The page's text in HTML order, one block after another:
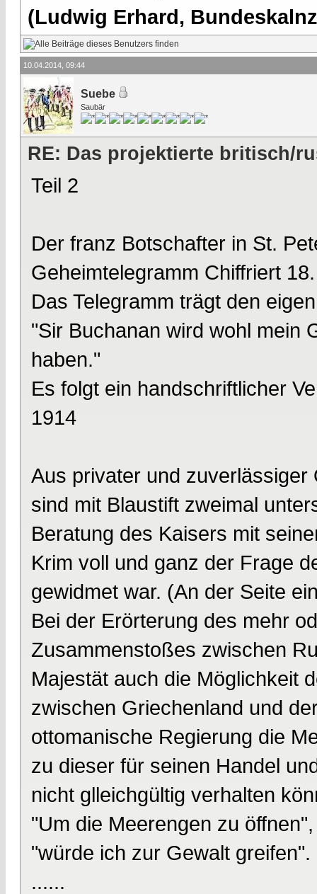
(Ludwig Erhard,
10.04.2014, 09:44
Suebe
Saubär
RE: Das projektierte britisch/
Teil 2
Der franz Botschafter in St.
Geheimtelegramm Chiffriert
Das Telegramm trägt den
"Sir Buchanan wird wohl mein
haben."
Es folgt ein handschriftlicher
1914
Aus privater und
sind mit Blaustift zweimal
Beratung des Kaisers mit
Krim voll und ganz der Frage
gewidmet war. (An der Seite
Bei der Erörterung des mehr
Zusammenstoßes zwischen
Majestät auch die Möglichkeit
zwischen Griechenland und
ottomanische Regierung die
zu dieser für seinen Handel
nicht glleichgültig verhalten
"Um die Meerengen zu
"würde ich zur Gewalt greifen".
......